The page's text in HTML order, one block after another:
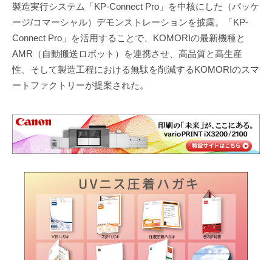
製造実行システム「KP-Connect Pro」を中核にした（パッケ
ージ/コマーシャル）デモンストレーションを披露。「KP-
Connect Pro」を活用することで、KOMORIの最新機種と
AMR（自動搬送ロボット）を連携させ、高品質と高生産
性、そして製造工程における無駄を削減するKOMORIのスマ
ートファクトリーが提案された。